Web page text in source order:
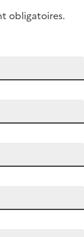
obligatoires.